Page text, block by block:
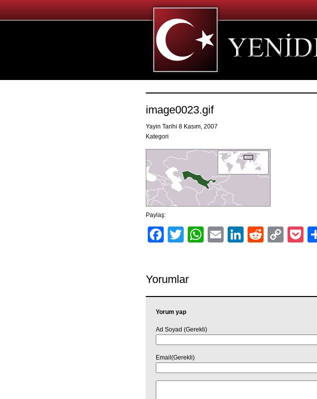
image0023.gif
Yayin Tarihi 8 Kasım, 2007
Kategori
Paylaş:
Facebook
TwitterWhatsApp
EmailLinkedIn
Reddit
Yorumlar
Yorum yap
Ad Soyad (Gerekli)
Email(Gerekli)